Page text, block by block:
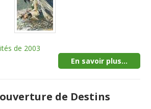
de 2003
En savoir plus...
de Destins